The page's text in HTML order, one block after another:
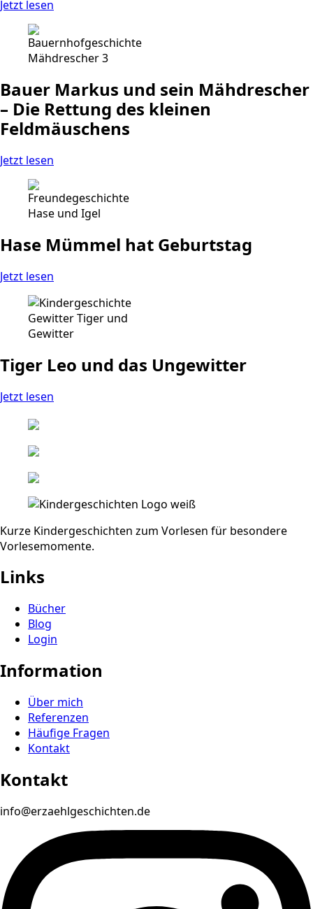
Jetzt lesen
Bauer Markus und sein Mähdrescher
– Die Rettung des kleinen
Feldmäuschens
Jetzt lesen
Hase Mümmel hat Geburtstag
Jetzt lesen
Tiger Leo und das Ungewitter
Jetzt lesen
Kurze Kindergeschichten zum Vorlesen für besondere
Vorlesemomente.
Links
Bücher
Blog
Login
Information
Über mich
Referenzen
Häufige Fragen
Kontakt
Kontakt
info@erzaehlgeschichten.de